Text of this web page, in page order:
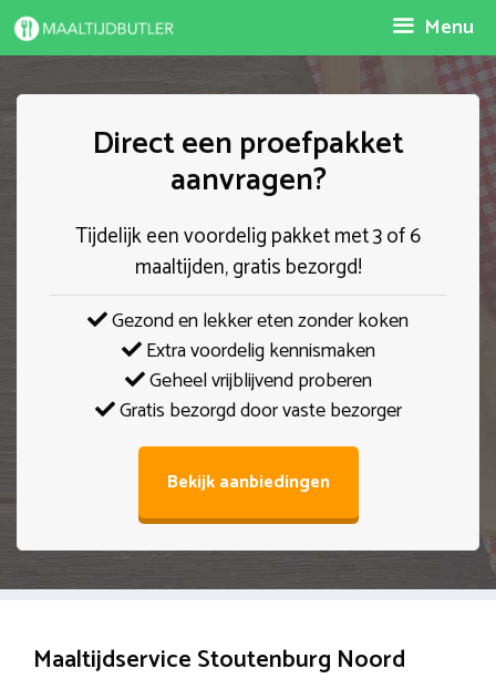
Spring
naar
Menu
Direct een proefpakket
aanvragen?
Tijdelijk een voordelig pakket met 3 of 6
maaltijden, gratis bezorgd!
Gezond en lekker eten zonder koken
Extra voordelig kennismaken
Geheel vrijblijvend proberen
Gratis bezorgd door vaste bezorger
Bekijk aanbiedingen
Maaltijdservice Stoutenburg Noord